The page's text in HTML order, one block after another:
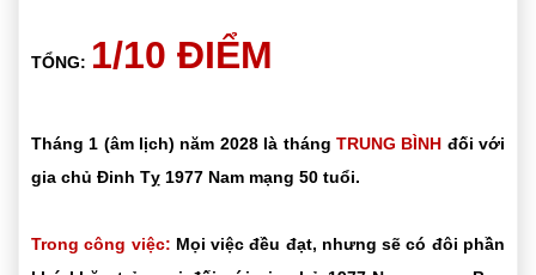
TỔNG: 1/10 ĐIỂM
Tháng 1 (âm lịch) năm 2028 là tháng TRUNG BÌNH đối với
gia chủ Đinh Tỵ 1977 Nam mạng 50 tuổi.
Trong công việc: Mọi việc đều đạt, nhưng sẽ có đôi phần